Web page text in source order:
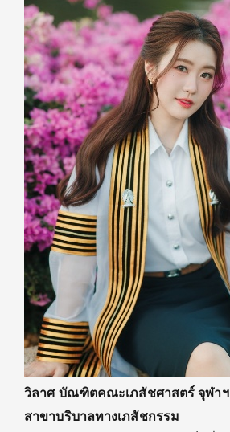
วิลาศ บัณฑิตคณะเภสัชศาสตร์ จุฬาฯ
สาขาบริบาลทางเภสัชกรรม